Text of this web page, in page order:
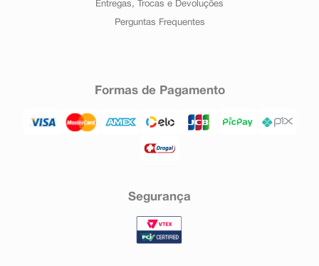
Entregas, Trocas e Devoluções
Perguntas Frequentes
Formas de Pagamento
Segurança